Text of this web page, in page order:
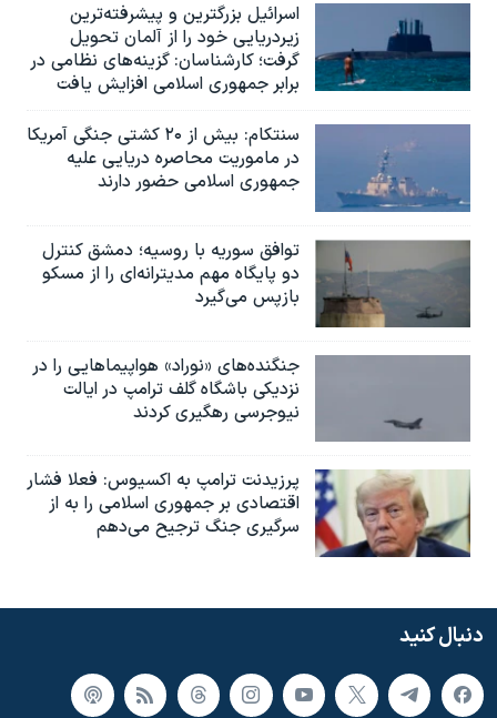
اسرائيل بزرگترین و پیشرفته‌ترین
زیردریایی خود را از آلمان تحویل
گرفت؛ کارشناسان: گزینه‌های نظامی در
برابر جمهوری اسلامی افزایش یافت
سنتکام: بیش از ۲۰ کشتی جنگی آمریکا
در ماموریت محاصره دریایی علیه
جمهوری اسلامی حضور دارند
توافق سوریه با روسیه؛ دمشق کنترل
دو پایگاه مهم مدیترانه‌ای را از مسکو
بازپس می‌گیرد
جنگنده‌های «نوراد» هواپیماهایی را در
نزدیکی باشگاه گلف ترامپ در ایالت
نیوجرسی رهگیری کردند
پرزیدنت ترامپ به اکسیوس: فعلا فشار
اقتصادی بر جمهوری اسلامی را به از
سرگیری جنگ ترجیح می‌دهم
دنبال کنید